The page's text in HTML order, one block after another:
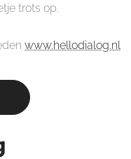
trots op.
www.hellodialog.nl